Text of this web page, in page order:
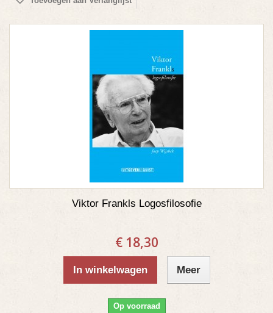
Viktor Frankls Logosfilosofie
€ 18,30
In winkelwagen Meer
Op voorraad